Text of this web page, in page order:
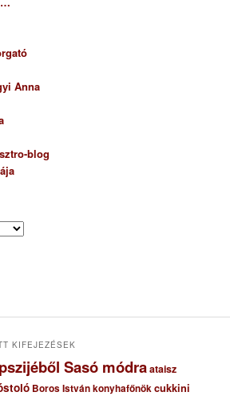
Anna
blog
KIFEJEZÉSEK
Sasó módraataisz
Boros István konyhafőnökcukkini